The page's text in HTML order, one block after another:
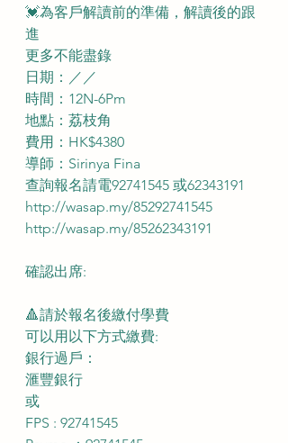
💓為客戶解讀前的準備，解讀後的跟
進
更多不能盡錄
日期：／／
時間：12N-6Pm
地點：荔枝角
費用：HK$4380
導師：Sirinya Fina
查詢報名請電92741545 或62343191
http://wasap.my/85292741545
http://wasap.my/85262343191
確認出席:
🔺請於報名後繳付學費
可以用以下方式繳費:
銀行過戶：
滙豐銀行
或
FPS : 92741545